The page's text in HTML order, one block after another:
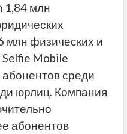
1,84 млн
млн физических и
Mobile
среди
юрлиц. Компания
абонентов